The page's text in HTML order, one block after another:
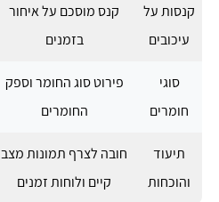
קנסות על
עיכובים
קנס מוסכם על איחור
בזמנים
סוגי
חומרים
פירוט סוג החומר וספק
החומרים
תיעוד
והוכחות
חובה לצרף תמונות מצב
קיים ולוחות זמנים